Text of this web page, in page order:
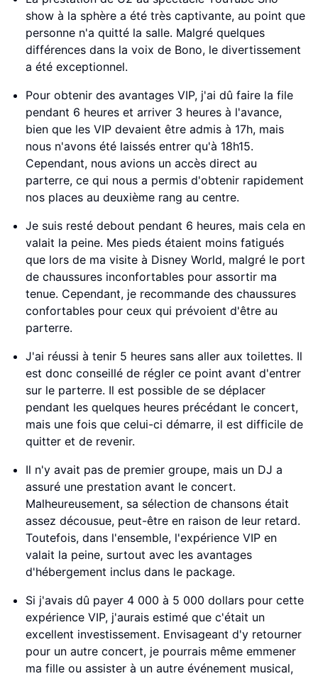
show à la sphère a été très captivante, au point que
personne n'a quitté la salle. Malgré quelques
différences dans la voix de Bono, le divertissement
a été exceptionnel.
Pour obtenir des avantages VIP, j'ai dû faire la file
pendant 6 heures et arriver 3 heures à l'avance,
bien que les VIP devaient être admis à 17h, mais
nous n'avons été laissés entrer qu'à 18h15.
Cependant, nous avions un accès direct au
parterre, ce qui nous a permis d'obtenir rapidement
nos places au deuxième rang au centre.
Je suis resté debout pendant 6 heures, mais cela en
valait la peine. Mes pieds étaient moins fatigués
que lors de ma visite à Disney World, malgré le port
de chaussures inconfortables pour assortir ma
tenue. Cependant, je recommande des chaussures
confortables pour ceux qui prévoient d'être au
parterre.
J'ai réussi à tenir 5 heures sans aller aux toilettes. Il
est donc conseillé de régler ce point avant d'entrer
sur le parterre. Il est possible de se déplacer
pendant les quelques heures précédant le concert,
mais une fois que celui-ci démarre, il est difficile de
quitter et de revenir.
Il n'y avait pas de premier groupe, mais un DJ a
assuré une prestation avant le concert.
Malheureusement, sa sélection de chansons était
assez décousue, peut-être en raison de leur retard.
Toutefois, dans l'ensemble, l'expérience VIP en
valait la peine, surtout avec les avantages
d'hébergement inclus dans le package.
Si j'avais dû payer 4 000 à 5 000 dollars pour cette
expérience VIP, j'aurais estimé que c'était un
excellent investissement. Envisageant d'y retourner
pour un autre concert, je pourrais même emmener
ma fille ou assister à un autre événement musical,